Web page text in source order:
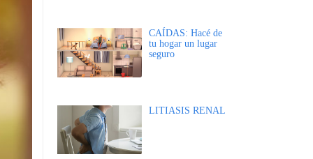
CAÍDAS: Hacé de
tu hogar un lugar
seguro
LITIASIS RENAL